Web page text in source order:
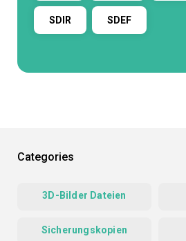
SDIR SDEF
Categories
3D-Bilder Dateien
Sicherungskopien